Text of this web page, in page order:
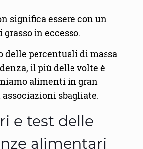
significa essere con un
in eccesso.
delle percentuali di massa
il più delle volte è
alimenti in gran
sbagliate.
e test delle
alimentari